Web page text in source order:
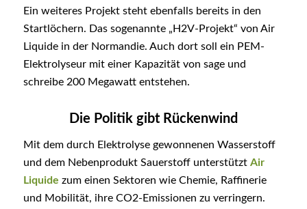
Ein weiteres Projekt steht ebenfalls bereits in den
Startlöchern. Das sogenannte „H2V-Projekt“ von Air
Liquide in der Normandie. Auch dort soll ein PEM-
Elektrolyseur mit einer Kapazität von sage und
schreibe 200 Megawatt entstehen.
Die Politik gibt Rückenwind
Mit dem durch Elektrolyse gewonnenen Wasserstoff
und dem Nebenprodukt Sauerstoff unterstützt Air
Liquide zum einen Sektoren wie Chemie, Raffinerie
und Mobilität, ihre CO2-Emissionen zu verringern.